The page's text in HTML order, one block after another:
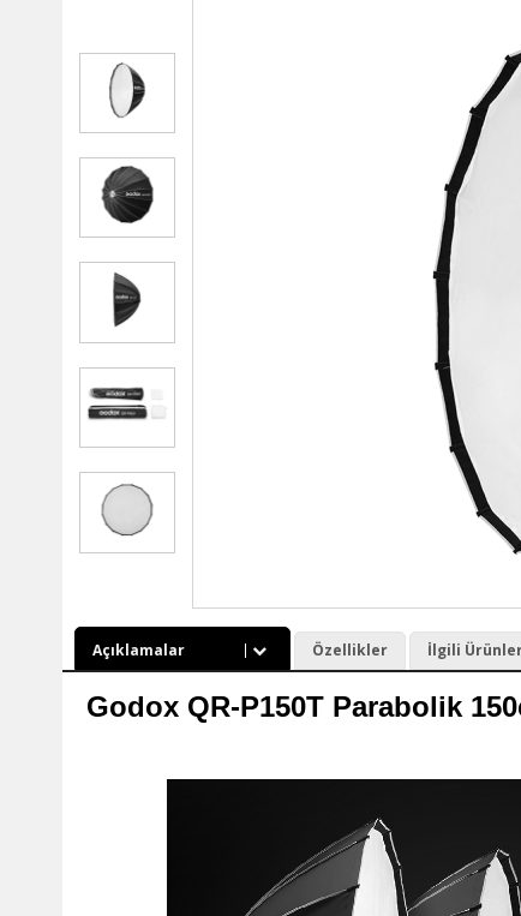
Açıklamalar Özellikler İlgili
Godox QR-P150T Parabolik